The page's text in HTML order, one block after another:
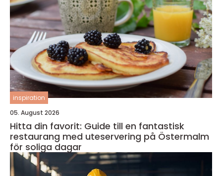
inspiration
05. August 2026
Hitta din favorit: Guide till en fantastisk
restaurang med uteservering på Östermalm
för soliga dagar